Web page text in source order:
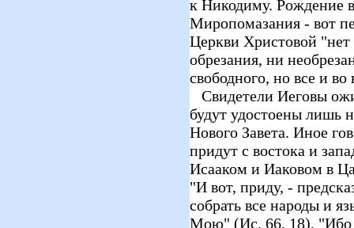
к Никодиму. Рождение
Миропомазания - вот
Церкви Христовой
обрезания, ни
свободного, но все и
Свидетели Иеговы
будут удостоены лишь
Нового Завета. Иное
придут с востока и
Исааком и Иаковом в
"И вот, приду, -
собрать все народы и
Мою" (Ис. 66, 18). "Ибо